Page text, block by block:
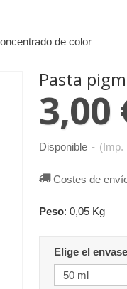
de color
Pasta
3,00
Disponible - (Imp.
Costes de
Peso: 0,05 Kg
Elige el envase